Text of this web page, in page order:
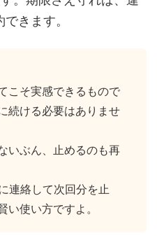
きます。
こそ実感できるもので
続ける必要はありませ
いぶん、止めるのも再
連絡して次回分を止
使い方ですよ。